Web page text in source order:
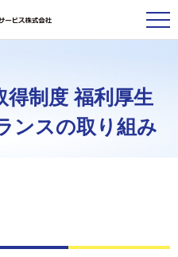
得制度 福利厚生
ンスの取り組み